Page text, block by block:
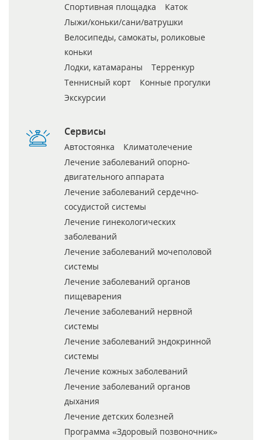
Спортивная площадка
Каток
Лыжи/коньки/сани/ватрушки
Велосипеды, самокаты, роликовые
коньки
Лодки, катамараны
Терренкур
Теннисный корт
Конные прогулки
Экскурсии
Сервисы
Автостоянка
Климатолечение
Лечение заболеваний опорно-
двигательного аппарата
Лечение заболеваний сердечно-
сосудистой системы
Лечение гинекологических
заболеваний
Лечение заболеваний мочеполовой
системы
Лечение заболеваний органов
пищеварения
Лечение заболеваний нервной
системы
Лечение заболеваний эндокринной
системы
Лечение кожных заболеваний
Лечение заболеваний органов
дыхания
Лечение детских болезней
Программа «Здоровый позвоночник»